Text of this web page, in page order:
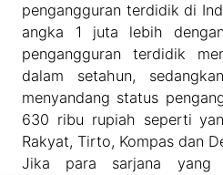
pengangguran terdidik di
angka 1 juta lebih
pengangguran terdidik
dalam setahun,
menyandang status
630 ribu rupiah seperti
Rakyat, Tirto, Kompas dan
Jika para sarjana yang